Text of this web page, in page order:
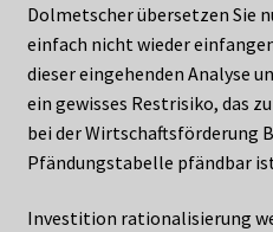
Dolmetscher übersetzen Sie
einfach nicht wieder
dieser eingehenden Analyse
ein gewisses Restrisiko, das
bei der Wirtschaftsförderung
Pfändungstabelle pfändbar
Investition rationalisierung